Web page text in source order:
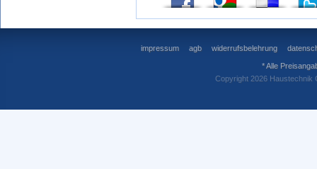
impressum agb widerrufsbelehrung
* Alle
Copyright 2026 Haustechnik